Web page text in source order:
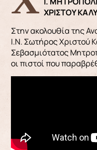
ΧΡΙΣΤΟΥ
Στην ακολουθία της
Ι.Ν. Σωτήρος Χριστού
Σεβασμιότατος
οι πιστοί που